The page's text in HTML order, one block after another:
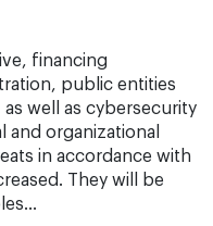
financing
public entities
well as cybersecurity
organizational
in accordance with
They will be